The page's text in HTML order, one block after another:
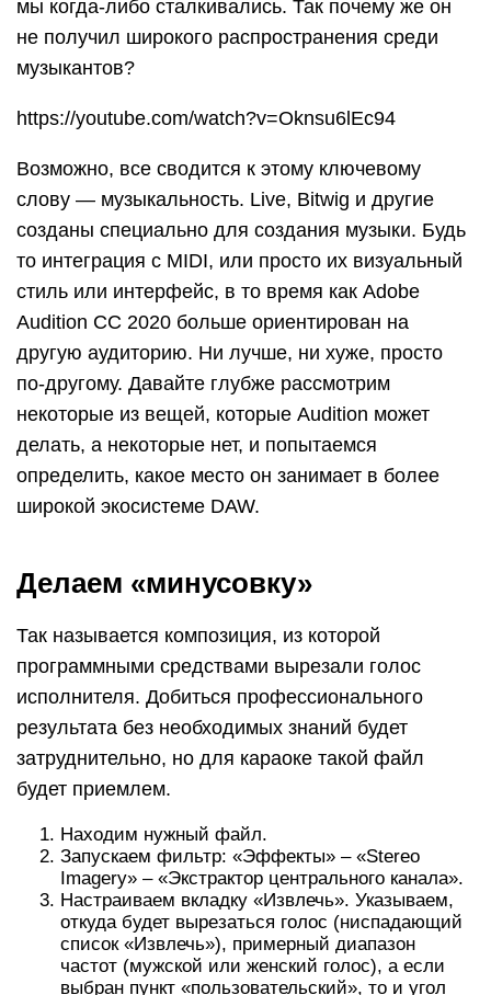
мы когда-либо сталкивались. Так почему же он
не получил широкого распространения среди
музыкантов?
https://youtube.com/watch?v=Oknsu6lEc94
Возможно, все сводится к этому ключевому
слову — музыкальность. Live, Bitwig и другие
созданы специально для создания музыки. Будь
то интеграция с MIDI, или просто их визуальный
стиль или интерфейс, в то время как Adobe
Audition CC 2020 больше ориентирован на
другую аудиторию. Ни лучше, ни хуже, просто
по-другому. Давайте глубже рассмотрим
некоторые из вещей, которые Audition может
делать, а некоторые нет, и попытаемся
определить, какое место он занимает в более
широкой экосистеме DAW.
Делаем «минусовку»
Так называется композиция, из которой
программными средствами вырезали голос
исполнителя. Добиться профессионального
результата без необходимых знаний будет
затруднительно, но для караоке такой файл
будет приемлем.
Находим нужный файл.
Запускаем фильтр: «Эффекты» – «Stereo
Imagery» – «Экстрактор центрального канала».
Настраиваем вкладку «Извлечь». Указываем,
откуда будет вырезаться голос (ниспадающий
список «Извлечь»), примерный диапазон
частот (мужской или женский голос), а если
выбран пункт «пользовательский», то и угол